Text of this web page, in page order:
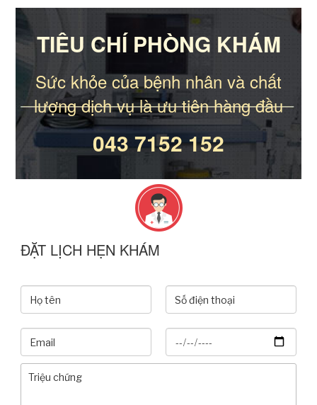
TIÊU CHÍ PHÒNG KHÁM
Sức khỏe của bệnh nhân và chất
lượng dịch vụ là ưu tiên hàng đầu
043 7152 152
ĐẶT LỊCH HẸN KHÁM